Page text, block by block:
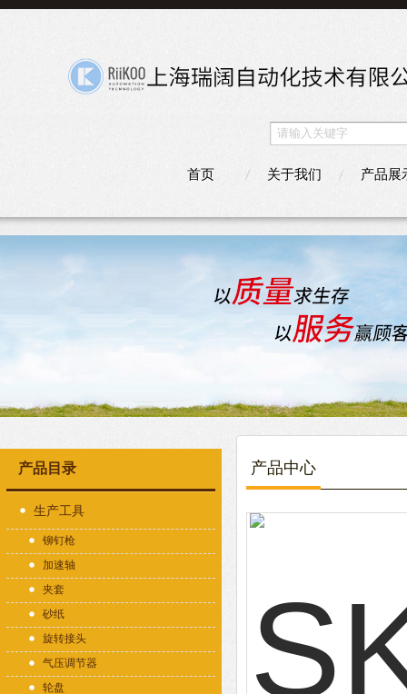
首页 关于我们 产品展
产品目录
生产工具
铆钉枪
加速轴
夹套
砂纸
旋转接头
气压调节器
轮盘
产品中心